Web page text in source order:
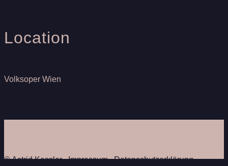
Location
Volksoper Wien
© Astrid Kessler ∙Impressum∙Datenschutzerklärung